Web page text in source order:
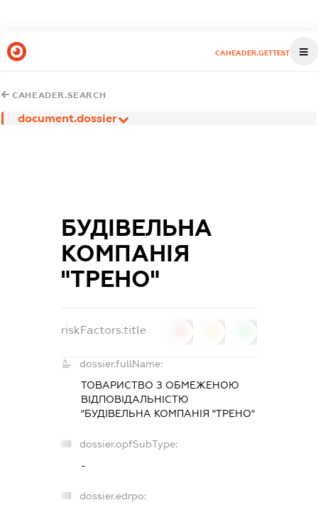
CAHEADER.GETTEST
CAHEADER.SEARCH
document.dossier
БУДІВЕЛЬНА
КОМПАНІЯ
"ТРЕНО"
riskFactors.title
dossier.fullName:
ТОВАРИСТВО З ОБМЕЖЕНОЮ
ВІДПОВІДАЛЬНІСТЮ
"БУДІВЕЛЬНА КОМПАНІЯ "ТРЕНО"
dossier.opfSubType:
-
dossier.edrpo: